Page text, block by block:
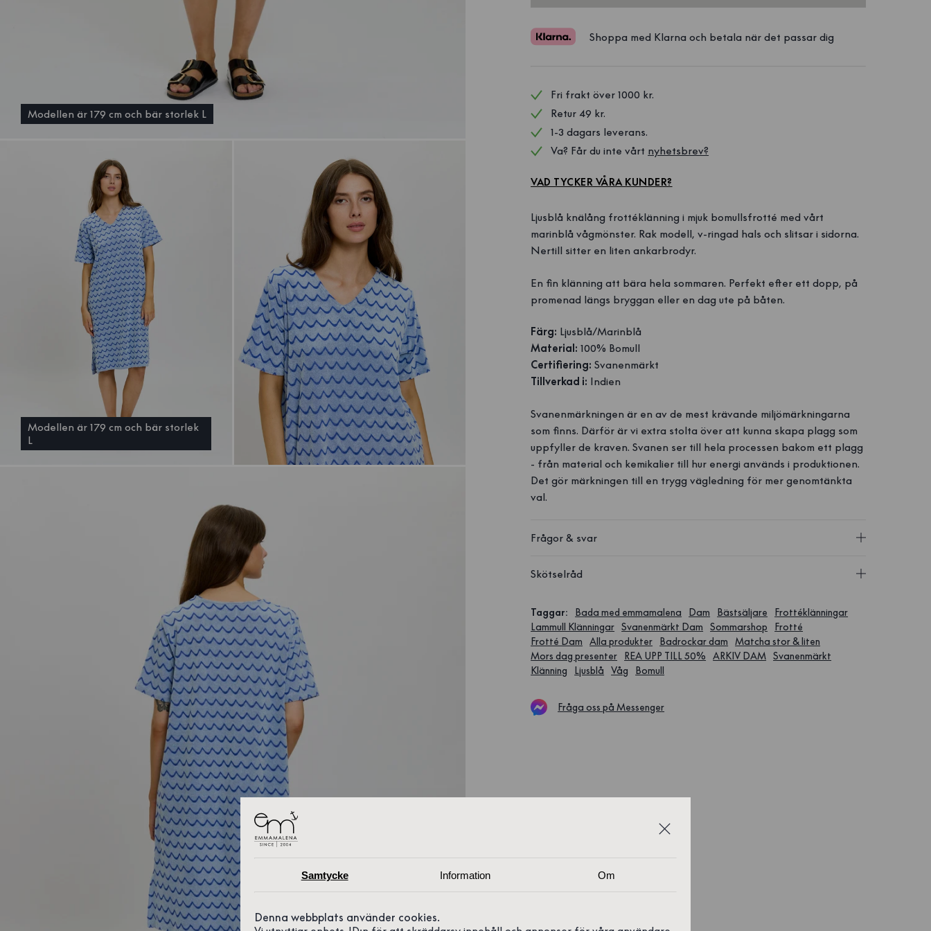
Modellen är 179 cm och bär storlek L
Modellen är 179 cm och bär storlek
L
Shoppa med Klarna och betala när det passar dig
Fri frakt över 1000 kr.
Retur 49 kr.
1-3 dagars leverans.
Va? Får du inte vårt nyhetsbrev?
VAD TYCKER VÅRA KUNDER?
Ljusblå knälång frottéklänning i mjuk bomullsfrotté med vårt
marinblå vågmönster. Rak modell, v-ringad hals och slitsar i sidorna.
Nertill sitter en liten ankarbrodyr.
En fin klänning att bära hela sommaren. Perfekt efter ett dopp, på
promenad längs bryggan eller en dag ute på båten.
Färg: Ljusblå/Marinblå
Material: 100% Bomull
Certifiering: Svanenmärkt
Tillverkad i: Indien
Svanenmärkningen är en av de mest krävande miljömärkningarna
som finns. Därför är vi extra stolta över att kunna skapa plagg som
uppfyller de kraven. Svanen ser till hela processen bakom ett plagg
- från material och kemikalier till hur energi används i produktionen.
Det gör märkningen till en trygg vägledning för mer genomtänkta
val.
Frågor & svar
Skötselråd
Taggar: Bada med emmamalena Dam Bästsäljare
Frottéklänningar
Lammull Klänningar Svanenmärkt Dam Sommarshop
Frotté
Frotté Dam
Alla produkter Badrockar dam
Matcha stor & liten
Mors dag presenter
REA UPP TILL 50% ARKIV DAM Svanenmärkt
Klänning
Ljusblå Våg Bomull
Fråga oss på Messenger
Samtycke Information Om
Denna webbplats använder cookies.